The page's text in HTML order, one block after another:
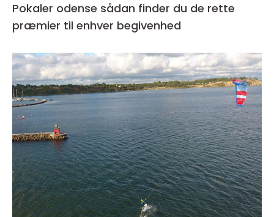
Pokaler odense sådan finder du de rette
præmier til enhver begivenhed